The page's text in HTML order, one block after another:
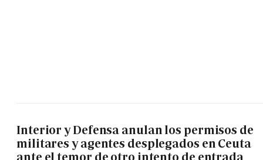
Interior y Defensa anulan los permisos de
militares y agentes desplegados en Ceuta